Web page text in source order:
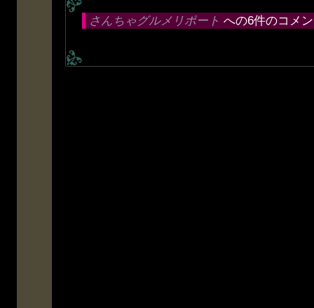
さんちゃグルメリポート への6件のコメ